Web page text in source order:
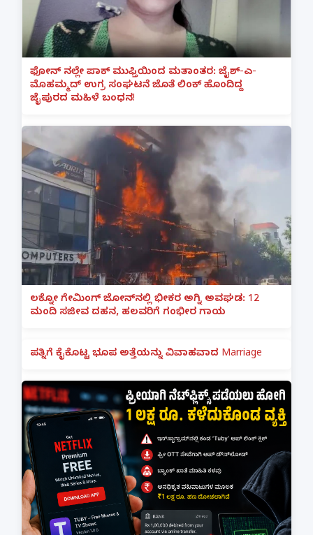
ಫೋನ್ ನಲ್ಲೇ ಪಾಕ್ ಮುಫ್ತಿಯಿಂದ ಮತಾಂತರ: ಜೈಶ್-ಎ-
ಮೊಹಮ್ಮದ್ ಉಗ್ರ ಸಂಘಟನೆ ಜೊತೆ ಲಿಂಕ್ ಹೊಂದಿದ್ದ
ಜೈಪುರದ ಮಹಿಳೆ ಬಂಧನ!
ಲಕ್ನೋ ಗೇಮಿಂಗ್ ಜೋನ್‌ನಲ್ಲಿ ಭೀಕರ ಅಗ್ನಿ ಅವಘಡ: 12
ಮಂದಿ ಸಜೀವ ದಹನ, ಹಲವರಿಗೆ ಗಂಭೀರ ಗಾಯ
ಪತ್ನಿಗೆ ಕೈಕೊಟ್ಟ ಭೂಪ ಅತ್ತೆಯನ್ನು ವಿವಾಹವಾದ Marriage